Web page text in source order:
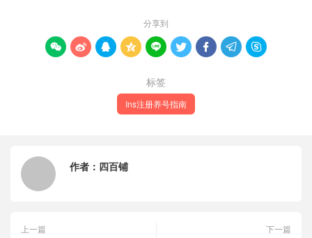
分享到
        
标签
Ins注册养号指南
作者： 四百铺
上一篇
下一篇